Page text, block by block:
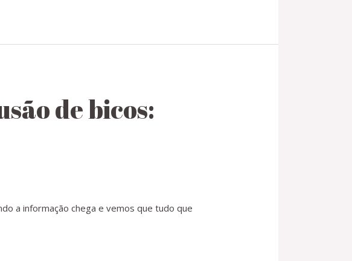
de bicos:
a informação chega e vemos que tudo que